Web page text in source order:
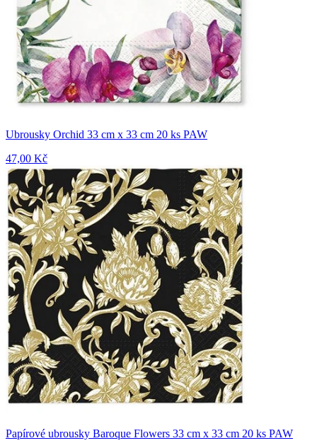
Ubrousky Orchid 33 cm x 33 cm 20 ks PAW
47,00 Kč
Papírové ubrousky Baroque Flowers 33 cm x 33 cm 20 ks PAW